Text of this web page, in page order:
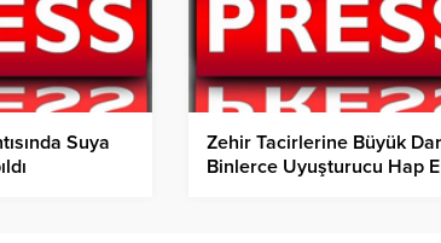
Suya
Zehir Tacirlerine Büyük
Binlerce Uyuşturucu Hap